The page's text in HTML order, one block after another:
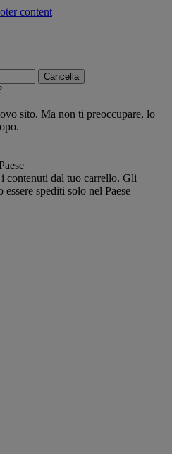
content
Cancella
sito. Ma non ti preoccupare, lo
contenuti dal tuo carrello. Gli
spediti solo nel Paese